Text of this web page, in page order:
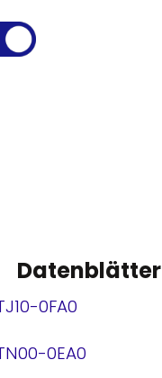
Datenblätter
0FA0
0EA0